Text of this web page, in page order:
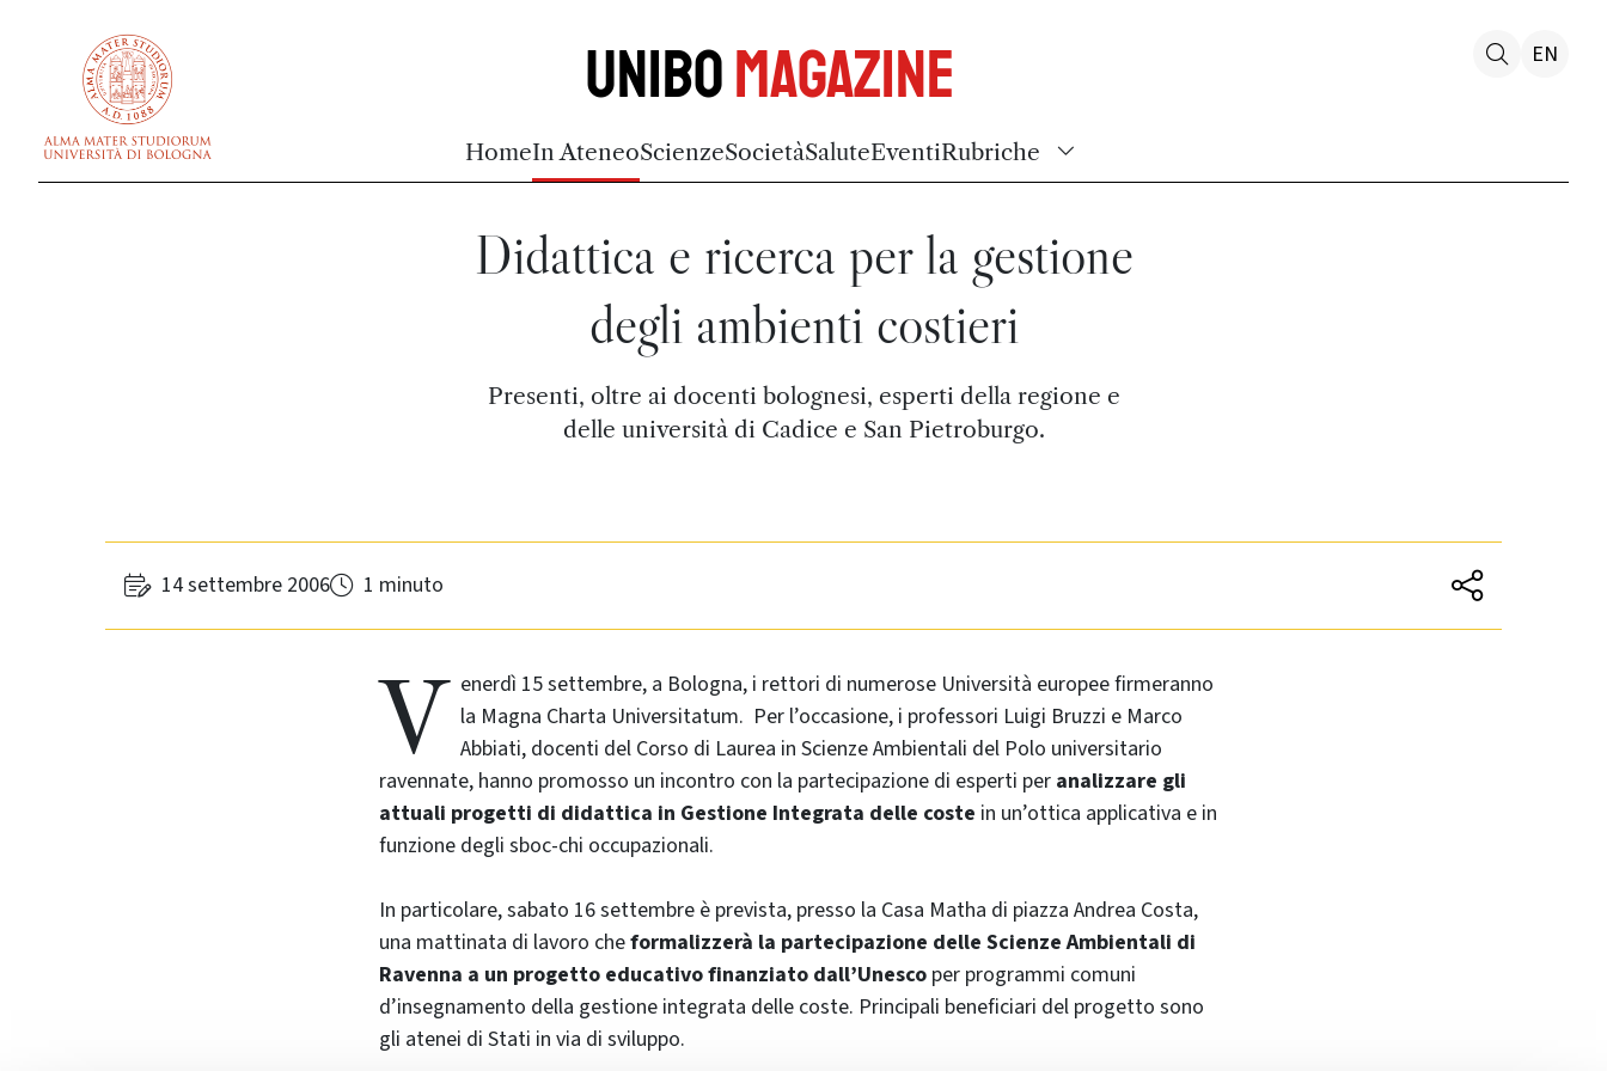
UniboMagazine
HomeIn AteneoScienzeSocietàSaluteEventiRubriche
EN
Didattica e ricerca per la gestione
degli ambienti costieri
Presenti, oltre ai docenti bolognesi, esperti della regione e
delle università di Cadice e San Pietroburgo.
14 settembre 2006 1 minuto
V enerdì 15 settembre, a Bologna, i rettori di numerose Università europee firmeranno
la Magna Charta Universitatum. Per l’occasione, i professori Luigi Bruzzi e Marco
Abbiati, docenti del Corso di Laurea in Scienze Ambientali del Polo universitario
ravennate, hanno promosso un incontro con la partecipazione di esperti per analizzare gli
attuali progetti di didattica in Gestione Integrata delle coste in un’ottica applicativa e in
funzione degli sboc-chi occupazionali.
In particolare, sabato 16 settembre è prevista, presso la Casa Matha di piazza Andrea Costa,
una mattinata di lavoro cheformalizzerà la partecipazione delle Scienze Ambientali di
Ravenna a un progetto educativo finanziato dall’Unesco per programmi comuni
d’insegnamento della gestione integrata delle coste. Principali beneficiari del progetto sono
gli atenei di Stati in via di sviluppo.